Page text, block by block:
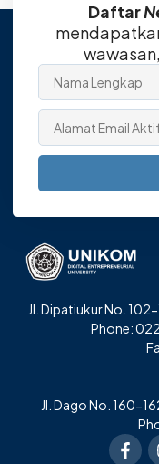
Daftar
Jl. Dipatiukur No.
Phone:
Jl. Dago No. 160-